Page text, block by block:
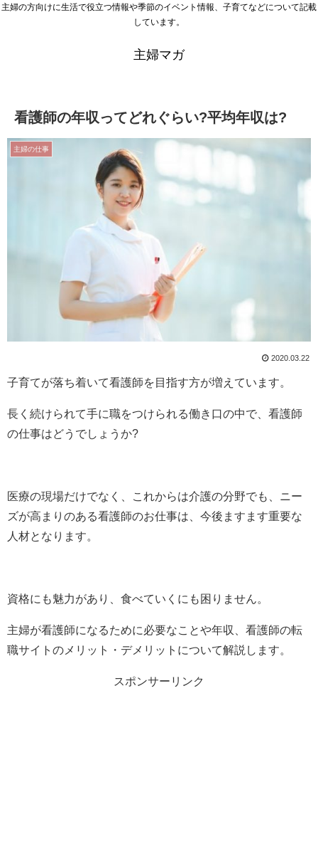
主婦の方向けに生活で役立つ情報や季節のイベント情報、子育てなどについて記載
しています。
主婦マガ
看護師の年収ってどれぐらい?平均年収は?
主婦の仕事
2020.03.22
子育てが落ち着いて看護師を目指す方が増えています。
長く続けられて手に職をつけられる働き口の中で、看護師
の仕事はどうでしょうか?
医療の現場だけでなく、これからは介護の分野でも、ニー
ズが高まりのある看護師のお仕事は、今後ますます重要な
人材となります。
資格にも魅力があり、食べていくにも困りません。
主婦が看護師になるために必要なことや年収、看護師の転
職サイトのメリット・デメリットについて解説します。
スポンサーリンク